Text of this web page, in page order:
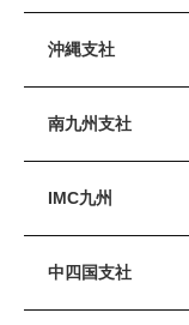
沖縄支社
南九州支社
IMC九州
中四国支社